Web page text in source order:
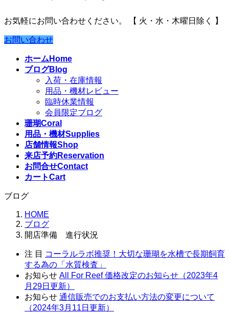
お気軽にお問い合わせください。 【 火・水・木曜日除く 】
お問い合わせ
ホーム Home
ブログBlog
入荷・在庫情報
用品・機材レビュー
臨時休業情報
会員限定ブログ
珊瑚Coral
用品・機材Supplies
店舗情報Shop
来店予約Reservation
お問合せContact
カートCart
ブログ
HOME
ブログ
開店準備 進行状況
注 目 コーラルラボ推奨！大切な珊瑚を水槽で長期飼育
する為の「水質検査」
お知らせ All For Reef 価格改定のお知らせ（2023年4
月29日更新）
お知らせ 通信販売でのお支払い方法の変更について
（2024年3月11日更新）